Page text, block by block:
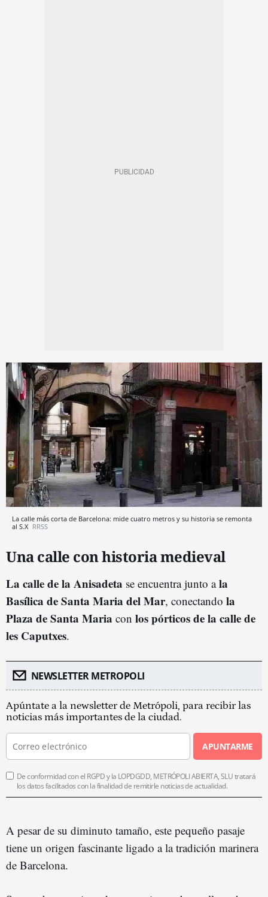
La calle más corta de Barcelona: mide cuatro metros y su historia se remonta
al S.X RRSS
Una calle con historia medieval
La calle de la Anisadeta se encuentra junto ala
Basílica de Santa Maria del Mar, conectando la
Plaza de Santa Maria con los pórticos de la calle de
les Caputxes.
NEWSLETTER METROPOLI
Apúntate a la newsletter de Metrópoli, para recibir las
noticias más importantes de la ciudad.
APUNTARME
De conformidad con el RGPD y la LOPDGDD, METRÓPOLI ABIERTA, SLU tratará
los datos facilitados con la finalidad de remitirle noticias de actualidad.
A pesar de su diminuto tamaño, este pequeño pasaje
tiene un origen fascinante ligado a la tradición marinera
de Barcelona.